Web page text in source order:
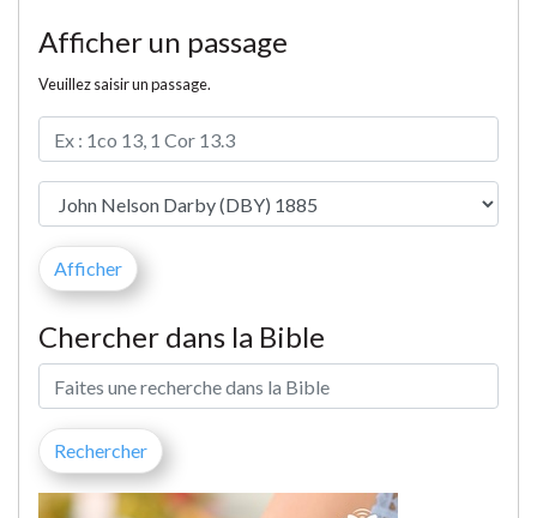
Afficher un passage
Veuillez saisir un passage.
Chercher dans la Bible